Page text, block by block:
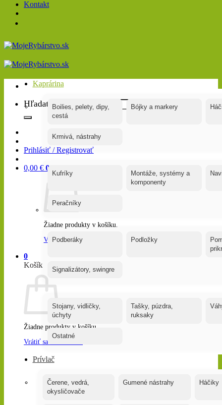
Kontakt
Hľadať:
Prihlásiť / Registrovať
0,00 € 0
Žiadne produkty v košíku.
Vrátiť sa do obchodu
0
Košík
Žiadne produkty v košíku.
Vrátiť sa do obchodu
Kaprárina
Boilies, pelety, dipy,
cestá
Bójky a markery
Krmivá, nástrahy
Kufríky
Montáže, systémy a
komponenty
Peračníky
Podberáky Podložky
Signalizátory, swingre
Stojany, vidličky,
úchyty
Tašky, púzdra,
ruksaky
Ostatné
Prívlač
Čerene, vedrá,
okysličovače
Gumené nástrahy Háčiky